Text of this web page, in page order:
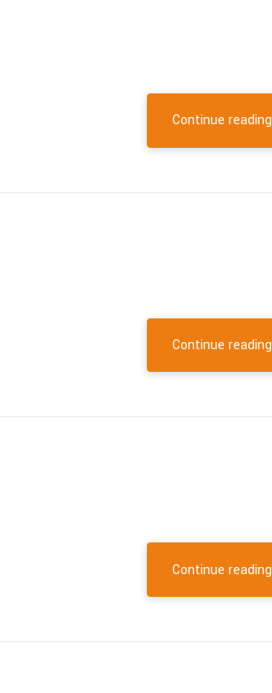
Continue reading
Continue reading
Continue reading